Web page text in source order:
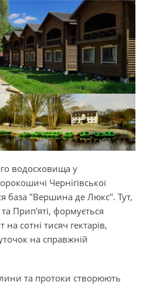
водосховища у
Чернігівської
база "Вершина де Люкс". Тут,
Прип'яті, формується
сотні тисяч гектарів,
на справжній
та протоки створюють